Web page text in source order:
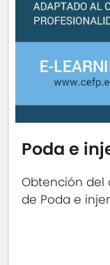
Poda e
Obtención del
de Poda e